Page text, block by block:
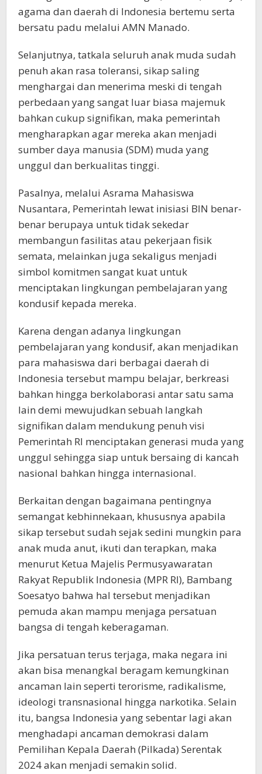
agama dan daerah di Indonesia bertemu serta
bersatu padu melalui AMN Manado.
Selanjutnya, tatkala seluruh anak muda sudah
penuh akan rasa toleransi, sikap saling
menghargai dan menerima meski di tengah
perbedaan yang sangat luar biasa majemuk
bahkan cukup signifikan, maka pemerintah
mengharapkan agar mereka akan menjadi
sumber daya manusia (SDM) muda yang
unggul dan berkualitas tinggi.
Pasalnya, melalui Asrama Mahasiswa
Nusantara, Pemerintah lewat inisiasi BIN benar-
benar berupaya untuk tidak sekedar
membangun fasilitas atau pekerjaan fisik
semata, melainkan juga sekaligus menjadi
simbol komitmen sangat kuat untuk
menciptakan lingkungan pembelajaran yang
kondusif kepada mereka.
Karena dengan adanya lingkungan
pembelajaran yang kondusif, akan menjadikan
para mahasiswa dari berbagai daerah di
Indonesia tersebut mampu belajar, berkreasi
bahkan hingga berkolaborasi antar satu sama
lain demi mewujudkan sebuah langkah
signifikan dalam mendukung penuh visi
Pemerintah RI menciptakan generasi muda yang
unggul sehingga siap untuk bersaing di kancah
nasional bahkan hingga internasional.
Berkaitan dengan bagaimana pentingnya
semangat kebhinnekaan, khususnya apabila
sikap tersebut sudah sejak sedini mungkin para
anak muda anut, ikuti dan terapkan, maka
menurut Ketua Majelis Permusyawaratan
Rakyat Republik Indonesia (MPR RI), Bambang
Soesatyo bahwa hal tersebut menjadikan
pemuda akan mampu menjaga persatuan
bangsa di tengah keberagaman.
Jika persatuan terus terjaga, maka negara ini
akan bisa menangkal beragam kemungkinan
ancaman lain seperti terorisme, radikalisme,
ideologi transnasional hingga narkotika. Selain
itu, bangsa Indonesia yang sebentar lagi akan
menghadapi ancaman demokrasi dalam
Pemilihan Kepala Daerah (Pilkada) Serentak
2024 akan menjadi semakin solid.